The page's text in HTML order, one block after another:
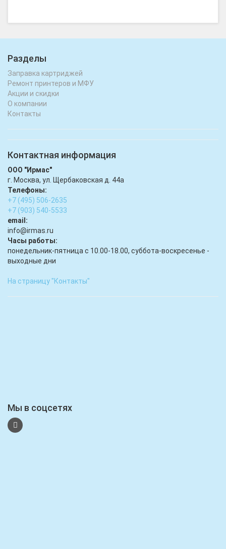
Разделы
Заправка картриджей
Ремонт принтеров и МФУ
Акции и скидки
О компании
Контакты
Контактная информация
ООО "Ирмас"
г. Москва, ул. Щербаковская д. 44а
Телефоны:
+7 (495) 506-2635
+7 (903) 540-5533
email:
infо@irmas.ru
Часы работы:
понедельник-пятница с 10.00-18.00, суббота-воскресенье -
выходные дни
На страницу "Контакты"
Мы в соцсетях